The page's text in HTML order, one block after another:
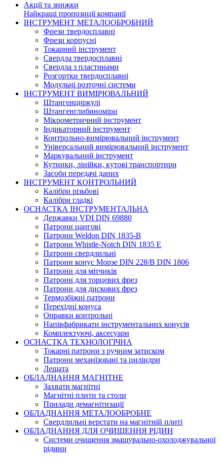
Акції та знижки
Найкращі пропозиції компанії
ІНСТРУМЕНТ МЕТАЛООБРОБНИЙ
Фрези твердосплавні
Фрези корпусні
Токарний інструмент
Свердла твердосплавні
Свердла з пластинами
Розгортки твердосплавні
Модульні розточні системи
ІНСТРУМЕНТ ВИМІРЮВАЛЬНИЙ
Штангенциркулі
Штангенглибиноміри
Мікрометричний інструмент
Індикаторний інструмент
Контрольно-вимірювальний інструмент
Універсальний вимірювальний інструмент
Маркувальний інструмент
Кутники, лінійки, кутові транспортири
Засоби передачі даних
ІНСТРУМЕНТ КОНТРОЛЬНИЙ
Калібри різьбові
Калібри гладкі
ОСНАСТКА ІНСТРУМЕНТАЛЬНА
Державки VDI DIN 69880
Патрони цангові
Патрони Weldon DIN 1835-B
Патрони Whistle-Notch DIN 1835 E
Патрони свердлильні
Патрони конус Морзе DIN 228/B DIN 1806
Патрони для мітчиків
Патрони для торцевих фрез
Патрони для дискових фрез
Термозбіжні патрони
Перехідні конуса
Оправки контрольні
Напівфабрикати інструментальних конусів
Комплектуючі, аксесуари
ОСНАСТКА ТЕХНОЛОГІЧНА
Токарні патрони з ручним затиском
Патрони механізовані та циліндри
Лещата
ОБЛАДНАННЯ МАГНІТНЕ
Захвати магнітні
Магнітні плити та столи
Прилади демагнітизації
ОБЛАДНАННЯ МЕТАЛООБРОБНЕ
Свердлильні верстати на магнітній плиті
ОБЛАДНАННЯ ДЛЯ ОЧИЩЕННЯ РІДИН
Системи очищення змащувально-охолоджувальної
рідини